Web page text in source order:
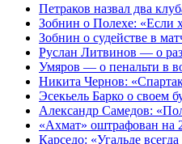
Петраков назвал два
Зобнин о Полехе: «Если
Зобнин о судействе в
Руслан Литвинов — о
Умяров — о пенальти в
Никита Чернов:
Эсекьель Барко о своем
Александр Самедов:
«Ахмат» оштрафован на
Карседо: «Угальде